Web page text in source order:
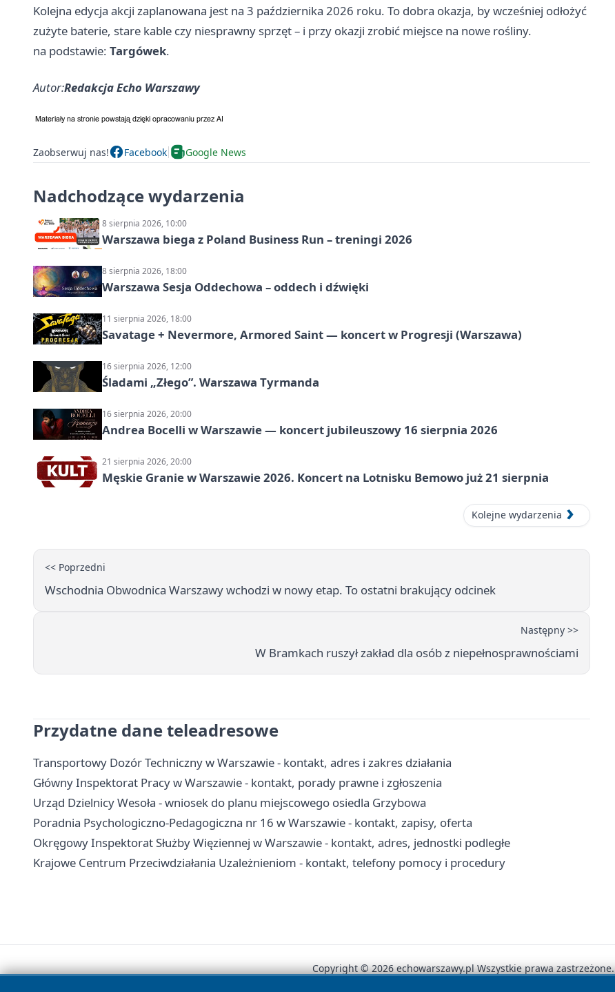
Kolejna edycja akcji zaplanowana jest na 3 października 2026 roku. To dobra okazja, by wcześniej odłożyć
zużyte baterie, stare kable czy niesprawny sprzęt – i przy okazji zrobić miejsce na nowe rośliny.
na podstawie: Targówek.
Autor:Redakcja Echo Warszawy
Zaobserwuj nas! Facebook Google News
Nadchodzące wydarzenia
8 sierpnia 2026, 10:00
Warszawa biega z Poland Business Run – treningi 2026
8 sierpnia 2026, 18:00
Warszawa Sesja Oddechowa – oddech i dźwięki
11 sierpnia 2026, 18:00
Savatage + Nevermore, Armored Saint — koncert w Progresji (Warszawa)
16 sierpnia 2026, 12:00
Śladami „Złego”. Warszawa Tyrmanda
16 sierpnia 2026, 20:00
Andrea Bocelli w Warszawie — koncert jubileuszowy 16 sierpnia 2026
21 sierpnia 2026, 20:00
Męskie Granie w Warszawie 2026. Koncert na Lotnisku Bemowo już 21 sierpnia
Kolejne wydarzenia
<< Poprzedni
Wschodnia Obwodnica Warszawy wchodzi w nowy etap. To ostatni brakujący odcinek
Następny >>
W Bramkach ruszył zakład dla osób z niepełnosprawnościami
Przydatne dane teleadresowe
Transportowy Dozór Techniczny w Warszawie - kontakt, adres i zakres działania
Główny Inspektorat Pracy w Warszawie - kontakt, porady prawne i zgłoszenia
Urząd Dzielnicy Wesoła - wniosek do planu miejscowego osiedla Grzybowa
Poradnia Psychologiczno-Pedagogiczna nr 16 w Warszawie - kontakt, zapisy, oferta
Okręgowy Inspektorat Służby Więziennej w Warszawie - kontakt, adres, jednostki podległe
Krajowe Centrum Przeciwdziałania Uzależnieniom - kontakt, telefony pomocy i procedury
Copyright © 2026 echowarszawy.pl Wszystkie prawa zastrzeżone.